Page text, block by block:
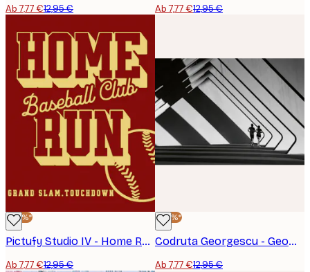
Ab 7,77 €12,95 € Ab 7,77 €12,95 €
-40%*
Pictufy Studio IV - Home Run Baseballclub Poster
Ab 7,77 €12,95 €
-40%*
Codruta Georgescu - Geometrische Läufer Poster
Ab 7,77 €12,95 €